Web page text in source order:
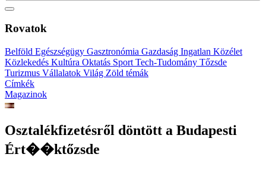
Rovatok
Belföld Egészségügy Gasztronómia Gazdaság Ingatlan Közélet
Közlekedés Kultúra Oktatás Sport Tech-Tudomány Tőzsde
Turizmus Vállalatok Világ Zöld témák
Címkék
Magazinok
Osztalékfizetésről döntött a Budapesti
Ért��ktőzsde